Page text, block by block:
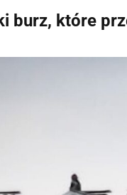
burz, które